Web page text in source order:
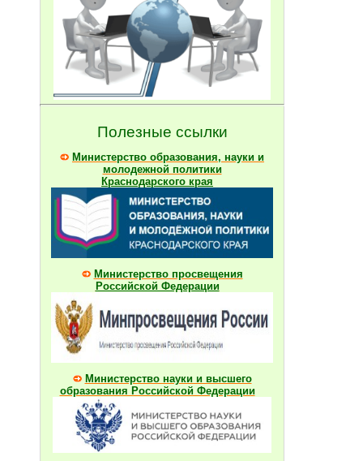
Полезные ссылки
Министерство образования, науки и
молодежной политики
Краснодарского края
Министерство просвещения
Российской Федерации
Министерство науки и высшего
образования Российской Федерации